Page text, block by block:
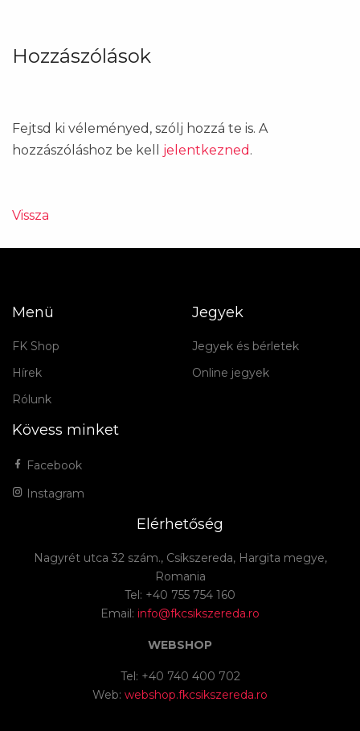
Hozzászólások
Fejtsd ki véleményed, szólj hozzá te is. A
hozzászóláshoz be kell jelentkezned .
Vissza
Menü
FK Shop
Hírek
Rólunk
Jegyek
Jegyek és bérletek
Online jegyek
Kövess minket
Facebook
Instagram
Elérhetőség
Nagyrét utca 32 szám., Csíkszereda, Hargita megye,
Romania
Tel: +40 755 754 160
Email: info@fkcsikszereda.ro
WEBSHOP
Tel: +40 740 400 702
Web: webshop.fkcsikszereda.ro